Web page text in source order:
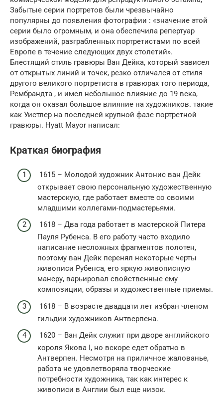
Забытые серии портретов были чрезвычайно
популярны до появления фотографии : «значение этой
серии было огромным, и она обеспечила репертуар
изображений, разграбленных портретистами по всей
Европе в течение следующих двух столетий».
Блестящий стиль гравюры Ван Дейка, который зависел
от открытых линий и точек, резко отличался от стиля
другого великого портретиста в гравюрах того периода,
Рембрандта , и имел небольшое влияние до 19 века,
когда он оказал большое влияние на художников. такие
как Уистлер на последней крупной фазе портретной
гравюры. Hyatt Mayor написал:
Краткая биография
1615 – Молодой художник Антонис ван Дейк
открывает свою персональную художественную
мастерскую, где работает вместе со своими
младшими коллегами-подмастерьями.
1618 – Два года работает в мастерской Питера
Пауля Рубенса. В его работу часто входило
написание несложных фрагментов полотен,
поэтому ван Дейк перенял некоторые черты
живописи Рубенса, его яркую живописную
манеру, варьировал свойственные ему
композиции, образы и художественные приемы.
1618 – В возрасте двадцати лет избран членом
гильдии художников Антверпена.
1620 – Ван Дейк служит при дворе английского
короля Якова I, но вскоре едет обратно в
Антверпен. Несмотря на приличное жалованье,
работа не удовлетворяла творческие
потребности художника, так как интерес к
живописи в Англии был еще низок.